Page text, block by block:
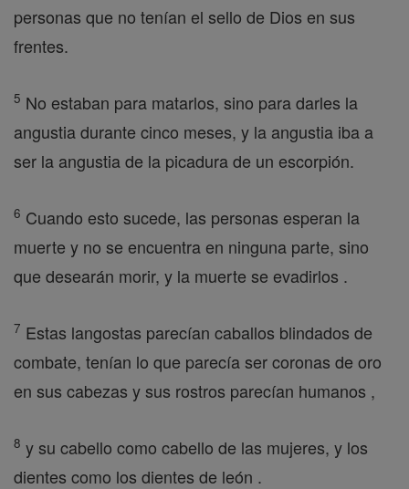
personas que no tenían el sello de Dios en sus
frentes.
5 No estaban para matarlos, sino para darles la
angustia durante cinco meses, y la angustia iba a
ser la angustia de la picadura de un escorpión.
6 Cuando esto sucede, las personas esperan la
muerte y no se encuentra en ninguna parte, sino
que desearán morir, y la muerte se evadirlos .
7 Estas langostas parecían caballos blindados de
combate, tenían lo que parecía ser coronas de oro
en sus cabezas y sus rostros parecían humanos ,
8 y su cabello como cabello de las mujeres, y los
dientes como los dientes de león .